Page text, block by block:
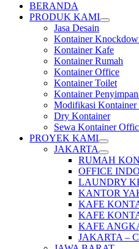
BERANDA
PRODUK KAMI
Jasa Desain
Kontainer
Kontainer Kafe
Kontainer Rumah
Kontainer Office
Kontainer Toilet
Kontainer
Modifikasi Kontainer
Dry Kontainer
Sewa Kontainer
PROYEK KAMI
JAKARTA
RUMAH
OFFICE
LAUNDRY
KANTOR
KAFE
KAFE
KAFE
JAKARTA –